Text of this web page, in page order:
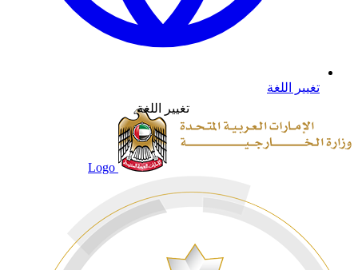
تغيير اللغة
تغيير اللغة
Logo